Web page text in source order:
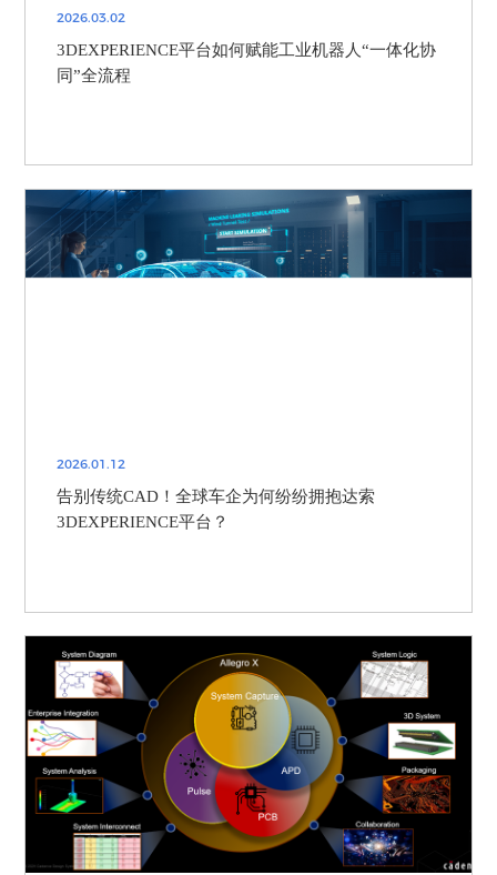
2026.03.02
3DEXPERIENCE平台如何赋能工业机器人“一体化协
同”全流程
2026.01.12
告别传统CAD！全球车企为何纷纷拥抱达索
3DEXPERIENCE平台？